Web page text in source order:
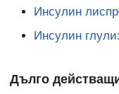
Инсулин
Инсулин
Дълго